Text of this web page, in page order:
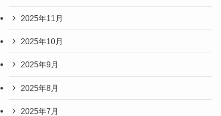
2025年11月
2025年10月
2025年9月
2025年8月
2025年7月